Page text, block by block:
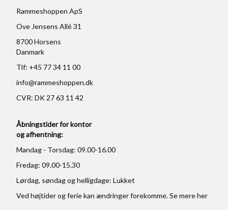
Rammeshoppen ApS
Ove Jensens Allé 31
8700 Horsens
Danmark
Tlf: +45 77 34 11 00
info@rammeshoppen.dk
CVR: DK 27 63 11 42
Åbningstider for kontor
og afhentning:
Mandag - Torsdag: 09.00-16.00
Fredag: 09.00-15.30
Lørdag, søndag og helligdage: Lukket
Ved højtider og ferie kan ændringer forekomme. Se mereher